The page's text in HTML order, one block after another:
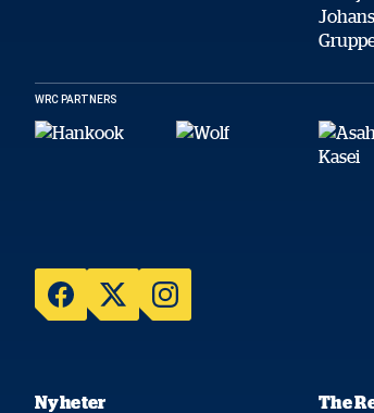
WRC PARTNERS
Nyheter The